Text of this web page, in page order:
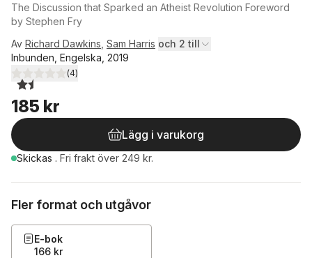
The Discussion that Sparked an Atheist Revolution Foreword
by Stephen Fry
Av Richard Dawkins Sam Harris och 2 till
Inbunden, Engelska, 2019
1,5utav 5 stjärnor. Totalt antal röster:
(4)
185 kr
Lägg i varukorg
Skickas . Fri frakt över 249 kr.
Fler format och utgåvor
E-bok
166 kr